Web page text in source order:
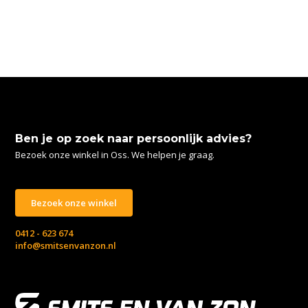
Ben je op zoek naar persoonlijk advies?
Bezoek onze winkel in Oss. We helpen je graag.
Bezoek onze winkel
0412 - 623 674
info@smitsenvanzon.nl